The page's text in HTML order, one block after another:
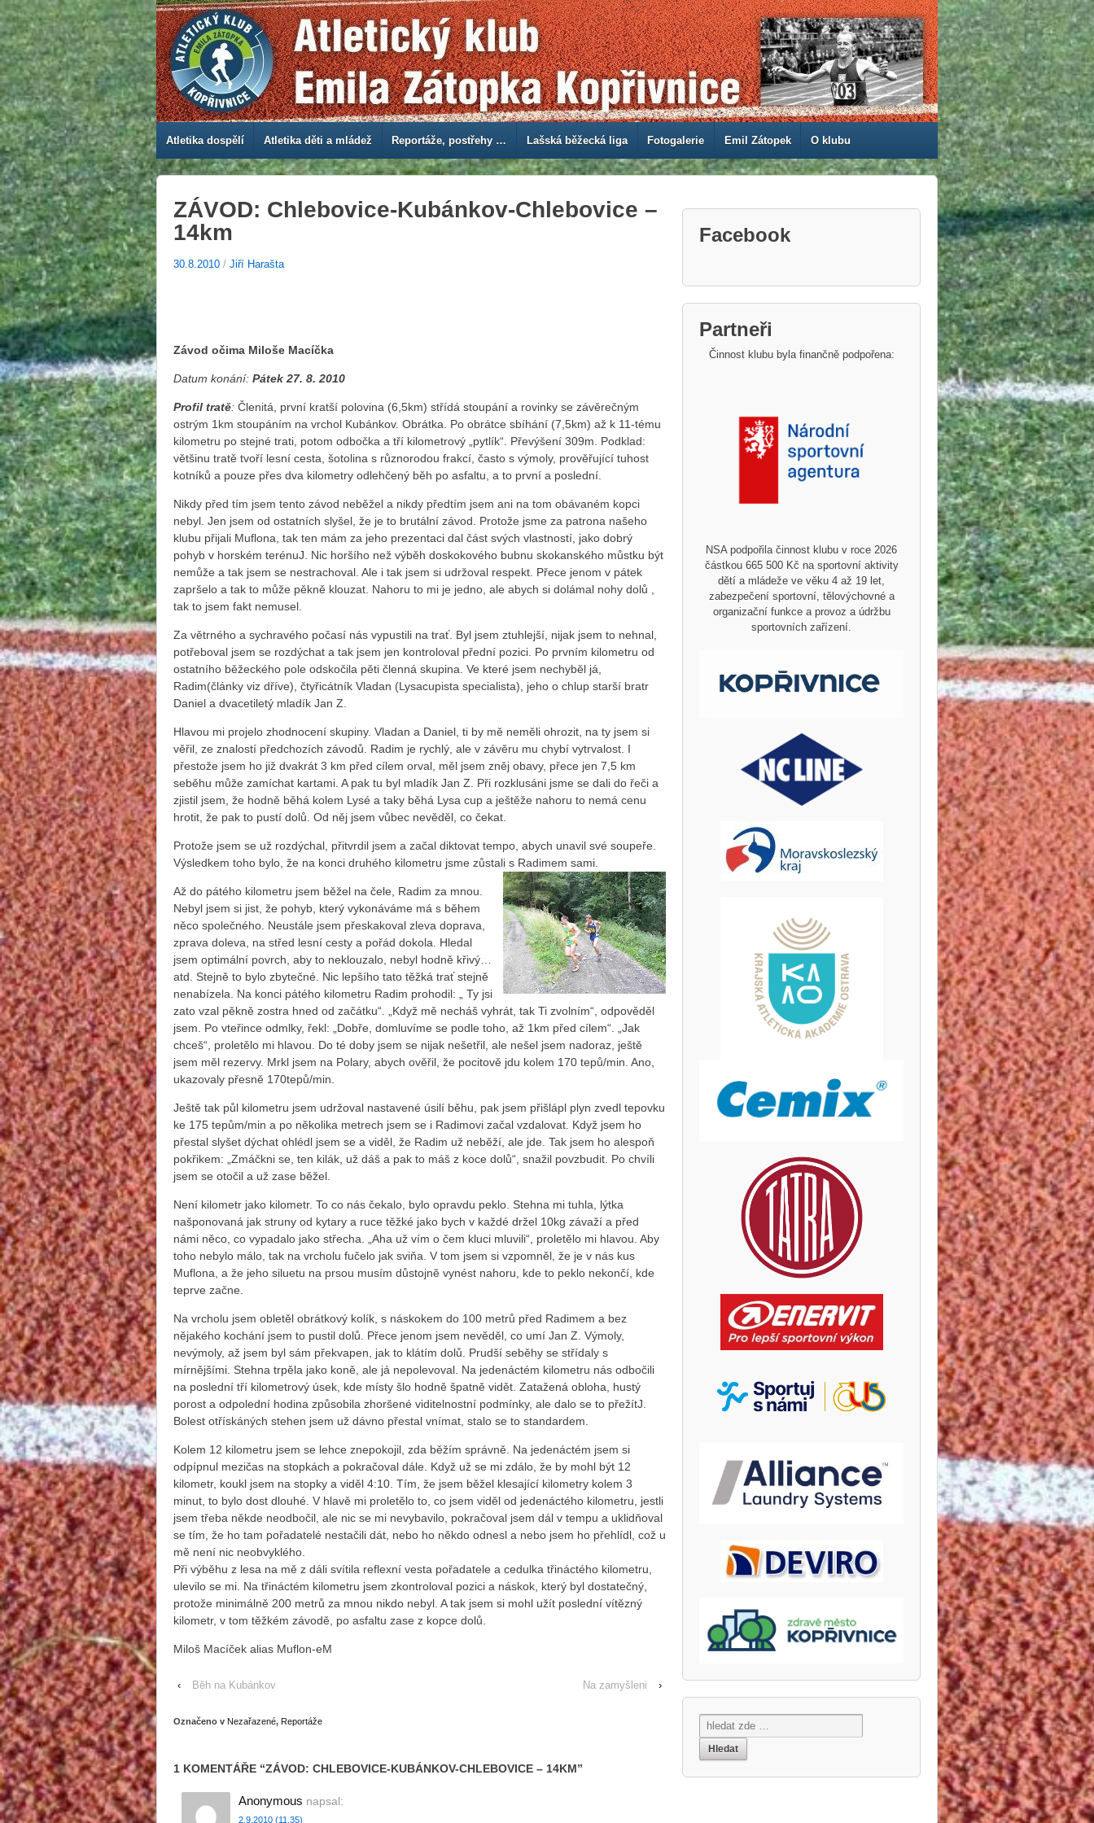
Atletika dospělí Atletika děti a mládež Reportáže, postřehy … Lašská běžecká liga Fotogalerie Emil Zátopek O klubu
ZÁVOD: Chlebovice-Kubánkov-Chlebovice –
14km
30.8.2010 / Jiří Harašta
Závod očima Miloše Macíčka
Datum konání: Pátek 27. 8. 2010
Profil tratě: Členitá, první kratší polovina (6,5km) střídá stoupání a rovinky se závěrečným
ostrým 1km stoupáním na vrchol Kubánkov. Obrátka. Po obrátce sbíhání (7,5km) až k 11-tému
kilometru po stejné trati, potom odbočka a tří kilometrový „pytlík“. Převýšení 309m. Podklad:
většinu tratě tvoří lesní cesta, šotolina s různorodou frakcí, často s výmoly, prověřující tuhost
kotníků a pouze přes dva kilometry odlehčený běh po asfaltu, a to první a poslední.
Nikdy před tím jsem tento závod neběžel a nikdy předtím jsem ani na tom obávaném kopci
nebyl. Jen jsem od ostatních slyšel, že je to brutální závod. Protože jsme za patrona našeho
klubu přijali Muflona, tak ten mám za jeho prezentaci dal část svých vlastností, jako dobrý
pohyb v horském terénuJ. Nic horšího než výběh doskokového bubnu skokanského můstku být
nemůže a tak jsem se nestrachoval. Ale i tak jsem si udržoval respekt. Přece jenom v pátek
zapršelo a tak to může pěkně klouzat. Nahoru to mi je jedno, ale abych si dolámal nohy dolů ,
tak to jsem fakt nemusel.
Za větrného a sychravého počasí nás vypustili na trať. Byl jsem ztuhlejší, nijak jsem to nehnal,
potřeboval jsem se rozdýchat a tak jsem jen kontroloval přední pozici. Po prvním kilometru od
ostatního běžeckého pole odskočila pěti členná skupina. Ve které jsem nechyběl já,
Radim(články viz dříve), čtyřicátník Vladan (Lysacupista specialista), jeho o chlup starší bratr
Daniel a dvacetiletý mladík Jan Z.
Hlavou mi projelo zhodnocení skupiny. Vladan a Daniel, ti by mě neměli ohrozit, na ty jsem si
věřil, ze znalostí předchozích závodů. Radim je rychlý, ale v závěru mu chybí vytrvalost. I
přestože jsem ho již dvakrát 3 km před cílem orval, měl jsem zněj obavy, přece jen 7,5 km
seběhu může zamíchat kartami. A pak tu byl mladík Jan Z. Při rozklusáni jsme se dali do řeči a
zjistil jsem, že hodně běhá kolem Lysé a taky běhá Lysa cup a ještěže nahoru to nemá cenu
hrotit, že pak to pustí dolů. Od něj jsem vůbec nevěděl, co čekat.
Protože jsem se už rozdýchal, přitvrdil jsem a začal diktovat tempo, abych unavil své soupeře.
Výsledkem toho bylo, že na konci druhého kilometru jsme zůstali s Radimem sami.
Až do pátého kilometru jsem běžel na čele, Radim za mnou.
Nebyl jsem si jist, že pohyb, který vykonáváme má s během
něco společného. Neustále jsem přeskakoval zleva doprava,
zprava doleva, na střed lesní cesty a pořád dokola. Hledal
jsem optimální povrch, aby to neklouzalo, nebyl hodně křivý…
atd. Stejně to bylo zbytečné. Nic lepšího tato těžká trať stejně
nenabízela. Na konci pátého kilometru Radim prohodil: „ Ty jsi
zato vzal pěkně zostra hned od začátku“. „Když mě necháš vyhrát, tak Ti zvolním“, odpověděl
jsem. Po vteřince odmlky, řekl: „Dobře, domluvíme se podle toho, až 1km před cílem“. „Jak
chceš“, proletělo mi hlavou. Do té doby jsem se nijak nešetřil, ale nešel jsem nadoraz, ještě
jsem měl rezervy. Mrkl jsem na Polary, abych ověřil, že pocitově jdu kolem 170 tepů/min. Ano,
ukazovaly přesně 170tepů/min.
Ještě tak půl kilometru jsem udržoval nastavené úsilí běhu, pak jsem přišlápl plyn zvedl tepovku
ke 175 tepům/min a po několika metrech jsem se i Radimovi začal vzdalovat. Když jsem ho
přestal slyšet dýchat ohlédl jsem se a viděl, že Radim už neběží, ale jde. Tak jsem ho alespoň
pokřikem: „Zmáčkni se, ten kilák, už dáš a pak to máš z koce dolů“, snažil povzbudit. Po chvíli
jsem se otočil a už zase běžel.
Není kilometr jako kilometr. To co nás čekalo, bylo opravdu peklo. Stehna mi tuhla, lýtka
našponovaná jak struny od kytary a ruce těžké jako bych v každé držel 10kg závaží a před
námi něco, co vypadalo jako střecha. „Aha už vím o čem kluci mluvili“, proletělo mi hlavou. Aby
toho nebylo málo, tak na vrcholu fučelo jak sviňa. V tom jsem si vzpomněl, že je v nás kus
Muflona, a že jeho siluetu na prsou musím důstojně vynést nahoru, kde to peklo nekončí, kde
teprve začne.
Na vrcholu jsem obletěl obrátkový kolík, s náskokem do 100 metrů před Radimem a bez
nějakého kochání jsem to pustil dolů. Přece jenom jsem nevěděl, co umí Jan Z. Výmoly,
nevýmoly, až jsem byl sám překvapen, jak to klátím dolů. Prudší seběhy se střídaly s
mírnějšími. Stehna trpěla jako koně, ale já nepolevoval. Na jedenáctém kilometru nás odbočili
na poslední tří kilometrový úsek, kde místy šlo hodně špatně vidět. Zatažená obloha, hustý
porost a odpolední hodina způsobila zhoršené viditelnostní podmínky, ale dalo se to přežítJ.
Bolest otřískáných stehen jsem už dávno přestal vnímat, stalo se to standardem.
Kolem 12 kilometru jsem se lehce znepokojil, zda běžím správně. Na jedenáctém jsem si
odpípnul mezičas na stopkách a pokračoval dále. Když už se mi zdálo, že by mohl být 12
kilometr, koukl jsem na stopky a viděl 4:10. Tím, že jsem běžel klesající kilometry kolem 3
minut, to bylo dost dlouhé. V hlavě mi proletělo to, co jsem viděl od jedenáctého kilometru, jestli
jsem třeba někde neodbočil, ale nic se mi nevybavilo, pokračoval jsem dál v tempu a uklidňoval
se tím, že ho tam pořadatelé nestačili dát, nebo ho někdo odnesl a nebo jsem ho přehlídl, což u
mě není nic neobvyklého.
Při výběhu z lesa na mě z dáli svítila reflexní vesta pořadatele a cedulka třináctého kilometru,
ulevilo se mi. Na třináctém kilometru jsem zkontroloval pozici a náskok, který byl dostatečný,
protože minimálně 200 metrů za mnou nikdo nebyl. A tak jsem si mohl užít poslední vítězný
kilometr, v tom těžkém závodě, po asfaltu zase z kopce dolů.
Miloš Macíček alias Muflon-eM
‹ Běh na Kubánkov Na zamyšleni ›
Označeno v Nezařazené, Reportáže
1 KOMENTÁŘE “ZÁVOD: CHLEBOVICE-KUBÁNKOV-CHLEBOVICE – 14KM”
Anonymous napsal:
2.9.2010 (11.35)
Facebook
Partneři
Činnost klubu byla finančně podpořena:
NSA podpořila činnost klubu v roce 2026
částkou 665 500 Kč na sportovní aktivity
dětí a mládeže ve věku 4 až 19 let,
zabezpečení sportovní, tělovýchovné a
organizační funkce a provoz a údržbu
sportovních zařízení.